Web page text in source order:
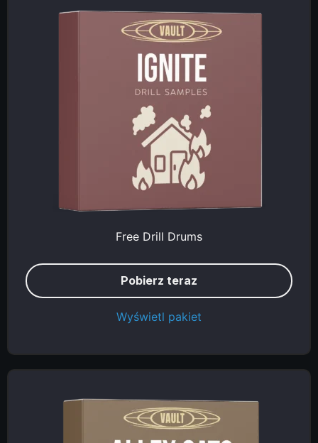
Free Drill Drums
Pobierz teraz
Wyświetl pakiet